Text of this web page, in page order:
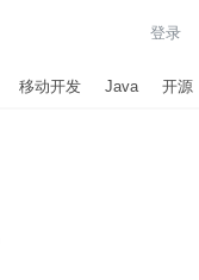
登录
移动开发 Java 开源